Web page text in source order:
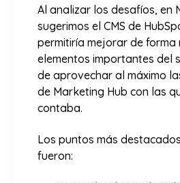
Al analizar los desafíos, en
sugerimos el CMS de
permitiría mejorar de forma
elementos importantes del
de aprovechar al máximo
de Marketing Hub con las
contaba.
Los puntos más
fueron: